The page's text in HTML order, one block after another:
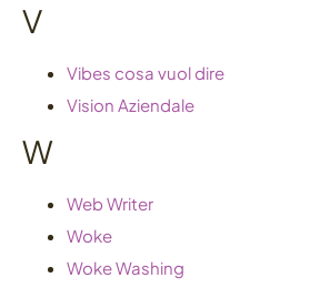
V
Vibes cosa vuol dire
Vision Aziendale
W
Web Writer
Woke
Woke Washing